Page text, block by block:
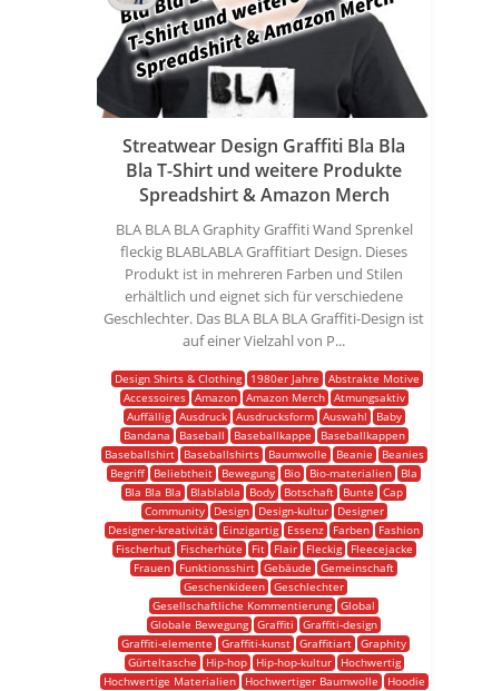
Streatwear Design Graffiti Bla Bla
Bla T-Shirt und weitere Produkte
Spreadshirt & Amazon Merch
BLA BLA BLA Graphity Graffiti Wand Sprenkel
fleckig BLABLABLA Graffitiart Design. Dieses
Produkt ist in mehreren Farben und Stilen
erhältlich und eignet sich für verschiedene
Geschlechter. Das BLA BLA BLA Graffiti-Design ist
auf einer Vielzahl von P...
Design Shirts & Clothing 1980er Jahre
Abstrakte Motive
Accessoires
Amazon Amazon Merch
Atmungsaktiv
Auffällig
Ausdruck Ausdrucksform Auswahl
Baby
Bandana
Baseball Baseballkappe
Baseballkappen
Baseballshirt
Baseballshirts Baumwolle Beanie
Beanies
Begriff
Beliebtheit Bewegung Bio Bio-materialien
Bla
Bla Bla Bla
Blablabla Body Botschaft Bunte
Cap
Community
Design Design-kultur
Designer
Designer-kreativität
Einzigartig Essenz Farben
Fashion
Fischerhut
Fischerhüte Fit Flair Fleckig
Fleecejacke
Frauen
Funktionsshirt Gebäude
Gemeinschaft
Geschenkideen Geschlechter
Gesellschaftliche Kommentierung Global
Globale Bewegung Graffiti
Graffiti-design
Graffiti-elemente
Graffiti-kunst Graffitiart Graphity
Gürteltasche
Hip-hop Hip-hop-kultur
Hochwertig
Hochwertige Materialien
Hochwertiger Baumwolle
Hoodie